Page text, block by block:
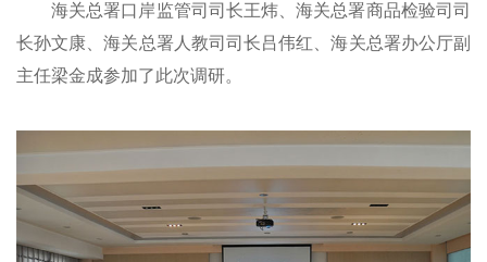
海关总署口岸监管司司长王炜、海关总署商品检验司司
长孙文康、海关总署人教司司长吕伟红、海关总署办公厅副
主任梁金成参加了此次调研。